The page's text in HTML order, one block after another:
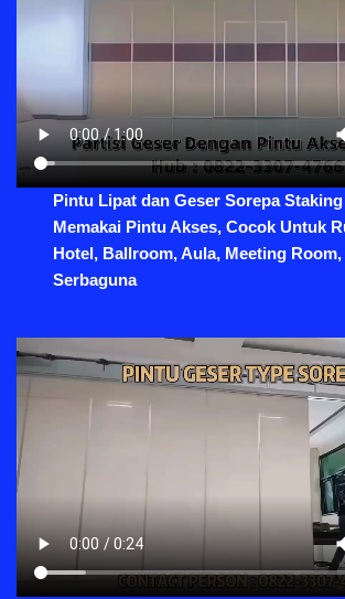
Pintu Lipat dan Geser Sorepa
Memakai Pintu Akses, Cocok Untuk
Hotel, Ballroom, Aula, Meeting
Serbaguna